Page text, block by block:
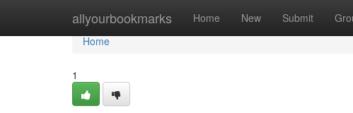
allyourbookmarks Home New Submit
Home
Home
1